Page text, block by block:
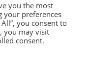
Co., Ltd.All
policy.
16, Soi
you the most
your preferences
you consent to
you may visit
consent.